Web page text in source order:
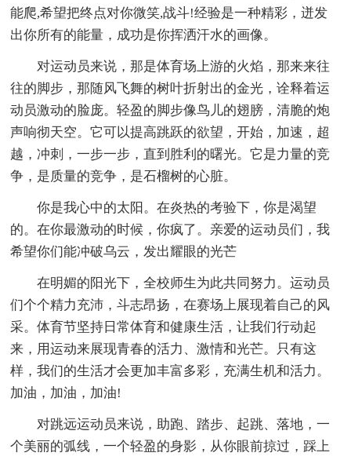
能爬,希望把终点对你微笑,战斗!经验是一种精彩，迸发
出你所有的能量，成功是你挥洒汗水的画像。
对运动员来说，那是体育场上游的火焰，那来来往
往的脚步，那随风飞舞的树叶折射出的金光，诠释着运
动员激动的脸庞。轻盈的脚步像鸟儿的翅膀，清脆的炮
声响彻天空。它可以提高跳跃的欲望，开始，加速，超
越，冲刺，一步一步，直到胜利的曙光。它是力量的竞
争，是质量的竞争，是石榴树的心脏。
你是我心中的太阳。在炎热的考验下，你是渴望
的。在你最激动的时候，你疯了。亲爱的运动员们，我
希望你们能冲破乌云，发出耀眼的光芒
在明媚的阳光下，全校师生为此共同努力。运动员
们个个精力充沛，斗志昂扬，在赛场上展现着自己的风
采。体育节坚持日常体育和健康生活，让我们行动起
来，用运动来展现青春的活力、激情和光芒。只有这
样，我们的生活才会更加丰富多彩，充满生机和活力。
加油，加油，加油!
对跳远运动员来说，助跑、踏步、起跳、落地，一
个美丽的弧线，一个轻盈的身影，从你眼前掠过，踩上